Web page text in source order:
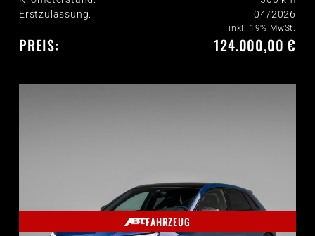
Erstzulassung:
04/2026
PREIS:
inkl. 19% MwSt.
124.000,00 €
FAHRZEUG